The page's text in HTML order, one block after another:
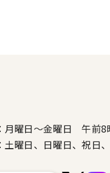
月曜日～金曜日 午前8
土曜日、日曜日、祝日